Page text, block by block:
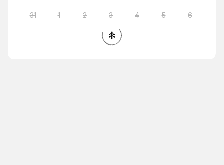
31 1 2 3 4 5 6